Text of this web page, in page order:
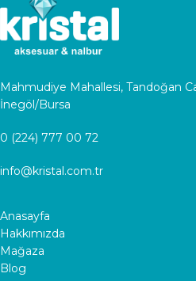
Mahmudiye Mahallesi, Tandoğan
İnegöl/Bursa
0 (224) 777 00 72
info@kristal.com.tr
Anasayfa
Hakkımızda
Mağaza
Blog